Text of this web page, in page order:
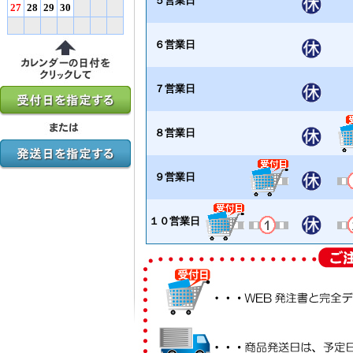
27 28 29 30
６営業日
７営業日
８営業日
９営業日
１０営業日